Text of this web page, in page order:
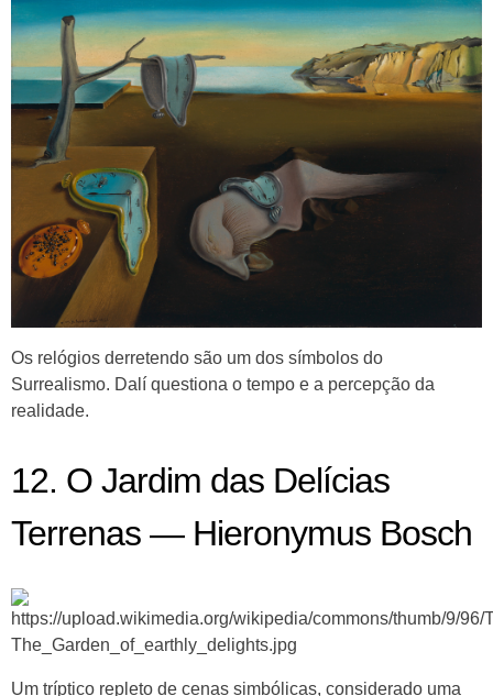
Os relógios derretendo são um dos símbolos do
Surrealismo. Dalí questiona o tempo e a percepção da
realidade.
12. O Jardim das Delícias
Terrenas — Hieronymus Bosch
Um tríptico repleto de cenas simbólicas, considerado uma